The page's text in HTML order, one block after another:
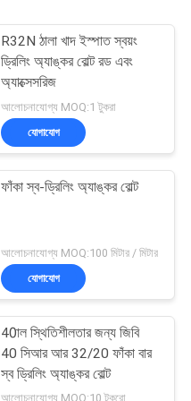
R32N ঠালা খাদ ইস্পাত স্বয়ং
ড্রিলিং অ্যাঙ্কর বোল্ট রড এবং
অ্যাক্সেসরিজ
আলোচনাযোগ্য MOQ:1 টুকরা
যোগাযোগ
ফাঁকা স্ব-ড্রিলিং অ্যাঙ্কর বোল্ট
আলোচনাযোগ্য MOQ:100 মিটার / মিটার
যোগাযোগ
40াল স্থিতিশীলতার জন্য জিবি
40 সিআর আর 32/20 ফাঁকা বার
স্ব ড্রিলিং অ্যাঙ্কর বোল্ট
আলোচনাযোগ্য MOQ:10 টুকরো